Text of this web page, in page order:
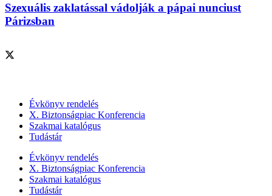
Szexuális zaklatással vádolják a pápai nunciust
Párizsban
Évkönyv rendelés
X. Biztonságpiac Konferencia
Szakmai katalógus
Tudástár
Évkönyv rendelés
X. Biztonságpiac Konferencia
Szakmai katalógus
Tudástár